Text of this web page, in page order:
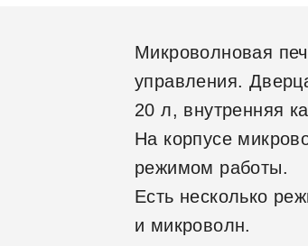
Микроволновая
управления.
20 л, внутренняя
На корпусе
режимом работы.
Есть несколько
и микроволн.